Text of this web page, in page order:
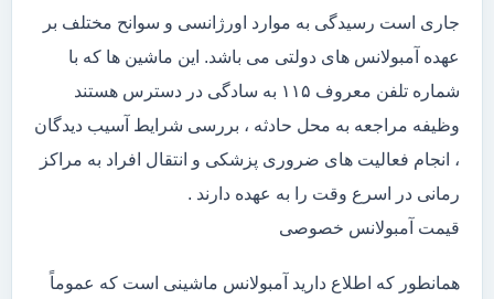
جاری است رسیدگی به موارد اورژانسی و سوانح مختلف بر
عهده آمبولانس های دولتی می باشد. این ماشین ها که با
شماره تلفن معروف ۱۱۵ به سادگی در دسترس هستند
وظیفه مراجعه به محل حادثه ، بررسی شرایط آسیب دیدگان
، انجام فعالیت های ضروری پزشکی و انتقال افراد به مراکز
رمانی در اسرع وقت را به عهده دارند .
قیمت آمبولانس خصوصی
همانطور که اطلاع دارید آمبولانس ماشینی است که عموماً